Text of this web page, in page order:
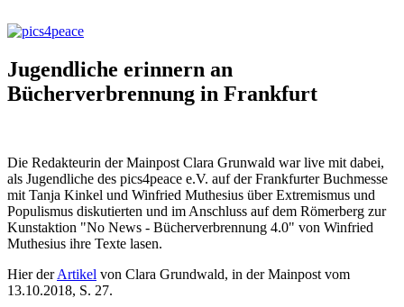
Jugendliche erinnern an
Bücherverbrennung in Frankfurt
Die Redakteurin der Mainpost Clara Grunwald war live mit dabei,
als Jugendliche des pics4peace e.V. auf der Frankfurter Buchmesse
mit Tanja Kinkel und Winfried Muthesius über Extremismus und
Populismus diskutierten und im Anschluss auf dem Römerberg zur
Kunstaktion "No News - Bücherverbrennung 4.0" von Winfried
Muthesius ihre Texte lasen.
Hier derArtikel von Clara Grundwald, in der Mainpost vom
13.10.2018, S. 27.